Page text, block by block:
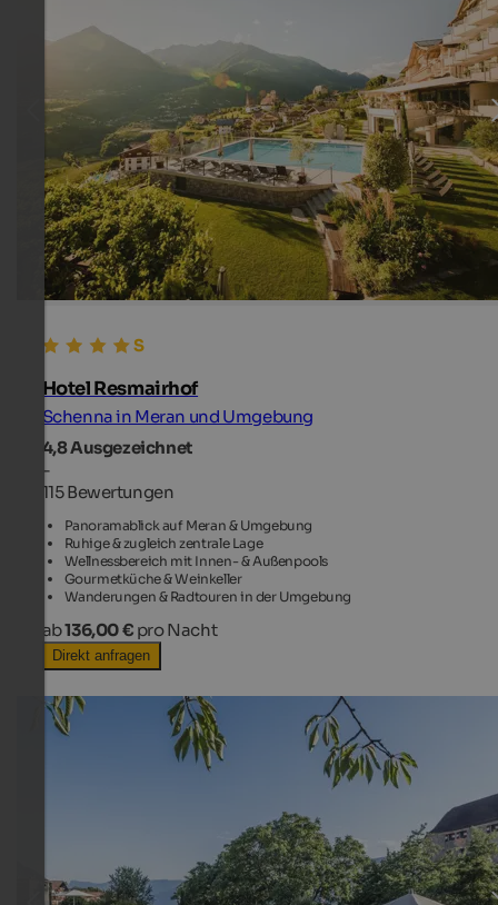
Hotel Resmairhof
Schenna in Meran und Umgebung
4,8Ausgezeichnet
-
115 Bewertungen
Panoramablick auf Meran & Umgebung
Ruhige & zugleich zentrale Lage
Wellnessbereich mit Innen- & Außenpools
Gourmetküche & Weinkeller
Wanderungen & Radtouren in der Umgebung
ab136,00 € pro Nacht
Direkt anfragen